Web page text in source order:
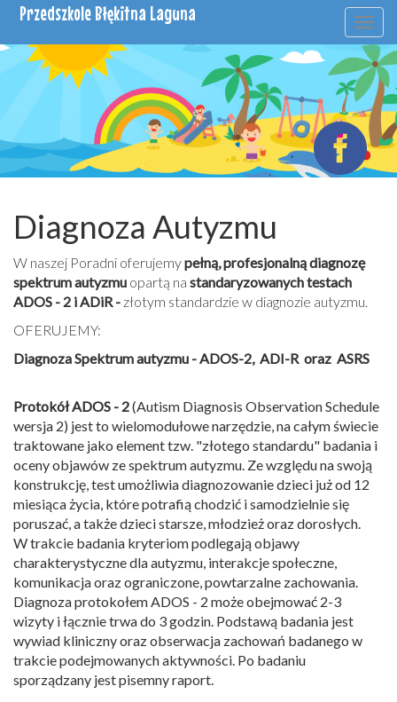
Przedszkole Błękitna Laguna
Diagnoza Autyzmu
W naszej Poradni oferujemypełną, profesjonalną diagnozę
spektrum autyzmu opartą na standaryzowanych testach
ADOS - 2 i ADiR - złotym standardzie w diagnozie autyzmu.
OFERUJEMY:
Diagnoza Spektrum autyzmu - ADOS-2, ADI-R oraz ASRS
Protokół ADOS - 2(Autism Diagnosis Observation Schedule
wersja 2) jest to wielomodułowe narzędzie, na całym świecie
traktowane jako element tzw. "złotego standardu" badania i
oceny objawów ze spektrum autyzmu. Ze względu na swoją
konstrukcję, test umożliwia diagnozowanie dzieci już od 12
miesiąca życia, które potrafią chodzić i samodzielnie się
poruszać, a także dzieci starsze, młodzież oraz dorosłych.
W trakcie badania kryteriom podlegają objawy
charakterystyczne dla autyzmu, interakcje społeczne,
komunikacja oraz ograniczone, powtarzalne zachowania.
Diagnoza protokołem ADOS - 2 może obejmować 2-3
wizyty i łącznie trwa do 3 godzin. Podstawą badania jest
wywiad kliniczny oraz obserwacja zachowań badanego w
trakcie podejmowanych aktywności. Po badaniu
sporządzany jest pisemny raport.